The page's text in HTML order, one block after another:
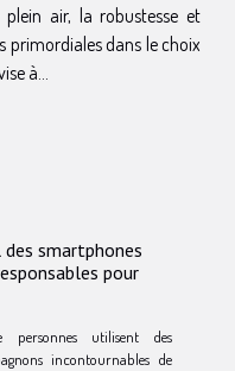
air, la robustesse et
primordiales dans le choix
à...
smartphones
pour
utilisent des
incontournables de